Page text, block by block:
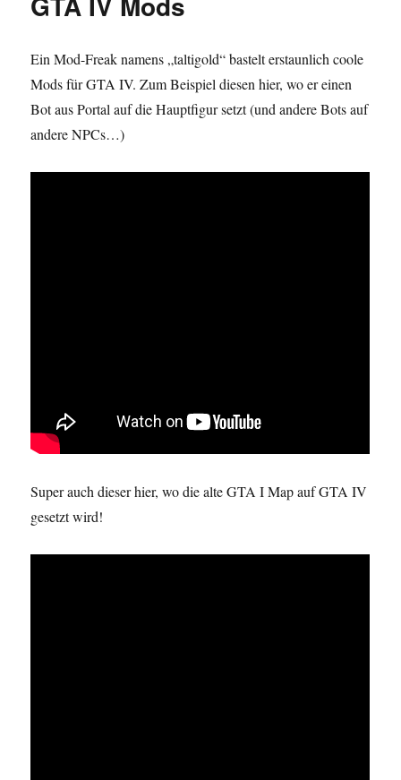
Anime
Ein Mod-Freak namens „taltigold“ bastelt erstaunlich coole
Mods für GTA IV. Zum Beispiel diesen hier, wo er einen
Bot aus Portal auf die Hauptfigur setzt (und andere Bots auf
andere NPCs…)
Super auch dieser hier, wo die alte GTA I Map auf GTA IV
gesetzt wird!